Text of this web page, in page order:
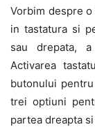
Vorbim despre
in tastatura si
sau drepata,
Activarea
butonului
trei optiuni
partea dreapta